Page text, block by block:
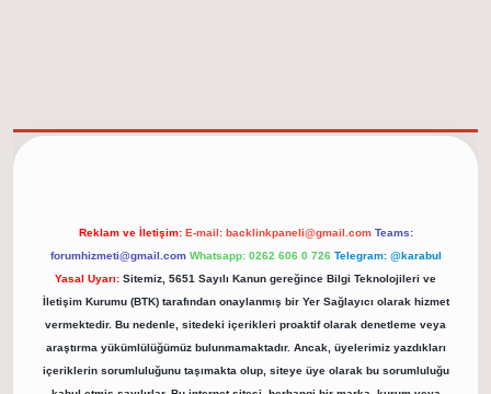
Reklam ve İletişim: E-mail: backlinkpaneli@gmail.com Teams:
forumhizmeti@gmail.com Whatsapp: 0262 606 0 726 Telegram: @karabul
Yasal Uyarı: Sitemiz, 5651 Sayılı Kanun gereğince Bilgi Teknolojileri ve
İletişim Kurumu (BTK) tarafından onaylanmış bir Yer Sağlayıcı olarak hizmet
vermektedir. Bu nedenle, sitedeki içerikleri proaktif olarak denetleme veya
araştırma yükümlülüğümüz bulunmamaktadır. Ancak, üyelerimiz yazdıkları
içeriklerin sorumluluğunu taşımakta olup, siteye üye olarak bu sorumluluğu